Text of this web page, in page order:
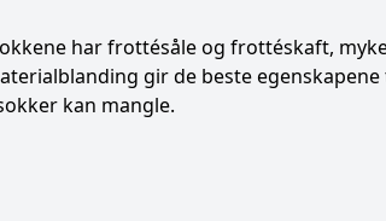
har frottésåle og frottéskaft,
gir de beste
kan mangle.